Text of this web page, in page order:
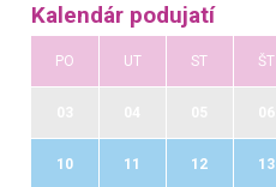
Kalendár podujatí
PO UT ST ŠT
10 11 12 13